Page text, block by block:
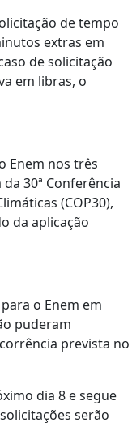
de tempo
extras em
de solicitação
em libras, o
Enem nos três
30ª Conferência
(COP30),
da aplicação
o Enem em
puderam
prevista no
dia 8 e segue
serão